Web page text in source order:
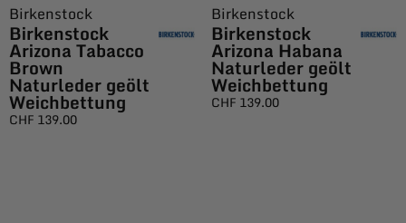
Birkenstock
Birkenstock
Arizona Tabacco
Brown
Naturleder geölt
Weichbettung
CHF 139.00
Birkenstock
Birkenstock
Arizona Habana
Naturleder geölt
Weichbettung
CHF 139.00